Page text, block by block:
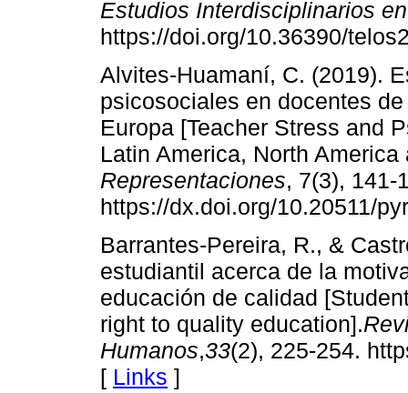
Estudios Interdisciplinarios
https://doi.org/10.36390/
Alvites-Huamaní, C. (2019).
psicosociales en docentes
Europa [Teacher Stress and
Latin America, North America
Representaciones, 7(3), 141-
https://dx.doi.org/10.20511/
Barrantes-Pereira, R., &
estudiantil acerca de la
educación de calidad
right to quality education].
Humanos,33(2), 225-254.
[ Links ]